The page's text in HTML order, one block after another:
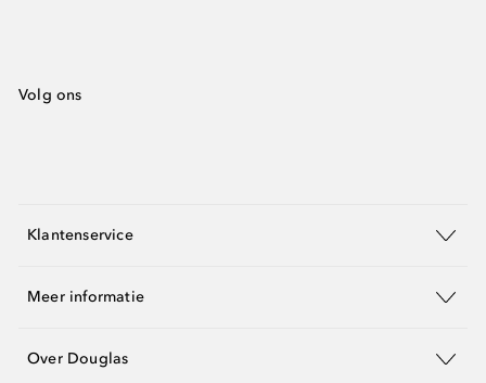
Volg ons
Klantenservice
Meer informatie
Over Douglas